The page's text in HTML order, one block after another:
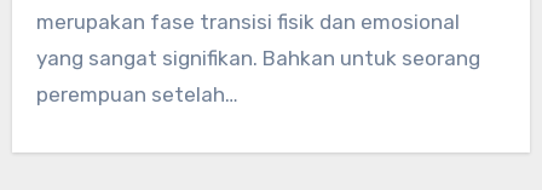
merupakan fase transisi fisik dan emosional
yang sangat signifikan. Bahkan untuk seorang
perempuan setelah…